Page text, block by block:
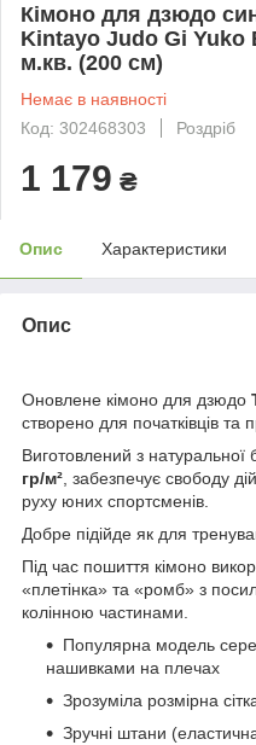
Кімоно для дзюдо
Kintayo Judo Gi Yuko
м.кв. (200 см)
Немає в наявності
Код: 302468303
Роздріб
1 179 ₴
Опис Характеристики
Опис
Оновлене кімоно для дзюдо
створено для початківців та
Виготовлений з натуральної
гр/м² , забезпечує свободу
руху юних спортсменів.
Добре підійде як для
Під час пошиття кімоно
«плетінка» та «ромб» з
колінною частинами.
Популярна модель
нашивками на плечах
Зрозуміла розмірна
Зручні штани